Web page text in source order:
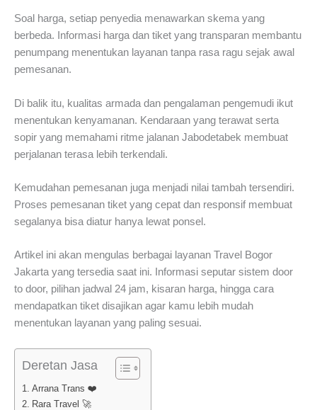
Soal harga, setiap penyedia menawarkan skema yang
berbeda. Informasi harga dan tiket yang transparan membantu
penumpang menentukan layanan tanpa rasa ragu sejak awal
pemesanan.
Di balik itu, kualitas armada dan pengalaman pengemudi ikut
menentukan kenyamanan. Kendaraan yang terawat serta
sopir yang memahami ritme jalanan Jabodetabek membuat
perjalanan terasa lebih terkendali.
Kemudahan pemesanan juga menjadi nilai tambah tersendiri.
Proses pemesanan tiket yang cepat dan responsif membuat
segalanya bisa diatur hanya lewat ponsel.
Artikel ini akan mengulas berbagai layanan Travel Bogor
Jakarta yang tersedia saat ini. Informasi seputar sistem door
to door, pilihan jadwal 24 jam, kisaran harga, hingga cara
mendapatkan tiket disajikan agar kamu lebih mudah
menentukan layanan yang paling sesuai.
Deretan Jasa
Arrana Trans ❤️
Rara Travel 🚀